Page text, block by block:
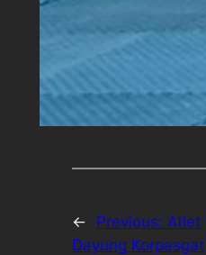
← Previous: Atlet
Dayung Korpasgat